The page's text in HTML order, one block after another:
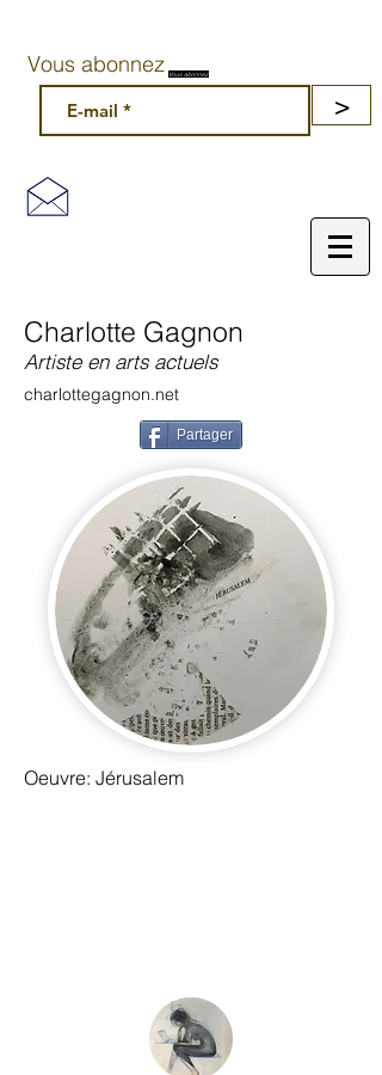
Vous abonnez
>
Vous abonnez
Charlotte Gagnon
Artiste en arts actuels
charlottegagnon.net
Partager
Oeuvre: Jérusalem